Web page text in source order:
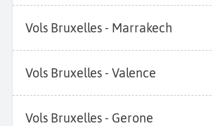
Vols Bruxelles - Marrakech
Vols Bruxelles - Valence
Vols Bruxelles - Gerone